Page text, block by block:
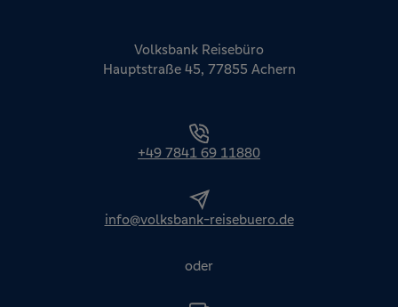
Volksbank Reisebüro
Hauptstraße 45, 77855 Achern
+49 7841 69 11880
info@volksbank-reisebuero.de
oder